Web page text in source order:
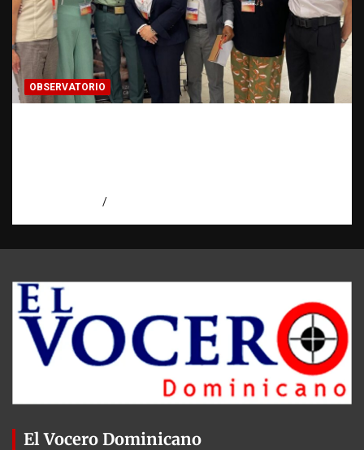
OBSERVATORIO
El Vocero Dominicano